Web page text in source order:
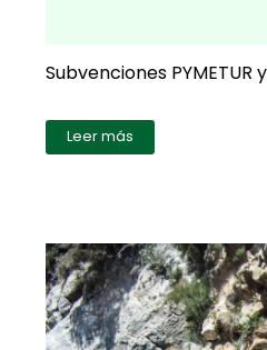
Subvenciones PYMETUR y
Leer más